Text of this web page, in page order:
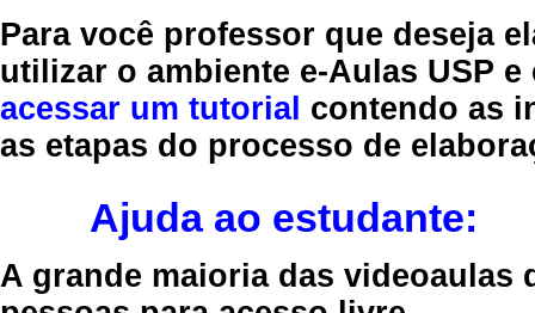
Para você professor que deseja
utilizar o ambiente e-Aulas USP
acessar um tutorial contendo as
as etapas do processo de
Ajuda ao estudante:
A grande maioria das videoaulas